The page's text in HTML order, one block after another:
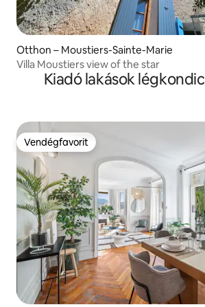
Otthon – Moustiers-Sainte-Marie
Villa Moustiers view of the star
Kiadó lakások
Vendégfavorit
Vendégfavorit